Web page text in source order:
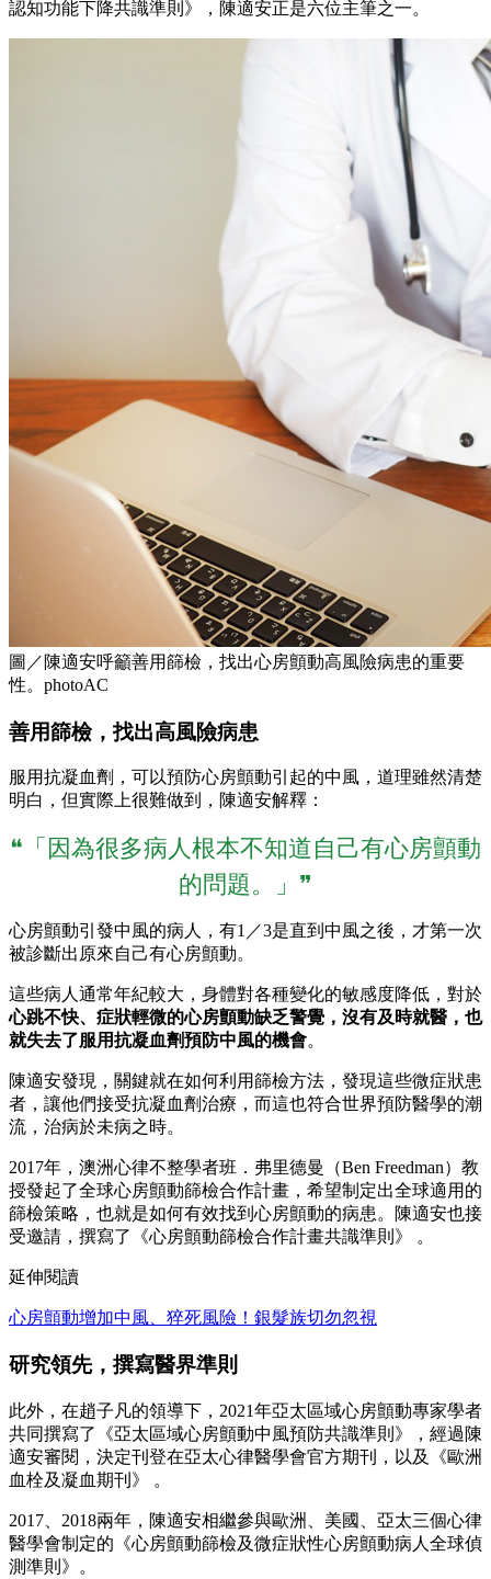
認知功能下降共識準則》，陳適安正是六位主筆之一。
圖／陳適安呼籲善用篩檢，找出心房顫動高風險病患的重要
性。photoAC
善用篩檢，找出高風險病患
服用抗凝血劑，可以預防心房顫動引起的中風，道理雖然清楚
明白，但實際上很難做到，陳適安解釋：
❝「因為很多病人根本不知道自己有心房顫動
的問題。」❞
心房顫動引發中風的病人，有1／3是直到中風之後，才第一次
被診斷出原來自己有心房顫動。
這些病人通常年紀較大，身體對各種變化的敏感度降低，對於
心跳不快、症狀輕微的心房顫動缺乏警覺，沒有及時就醫，也
就失去了服用抗凝血劑預防中風的機會。
陳適安發現，關鍵就在如何利用篩檢方法，發現這些微症狀患
者，讓他們接受抗凝血劑治療，而這也符合世界預防醫學的潮
流，治病於未病之時。
2017年，澳洲心律不整學者班．弗里德曼（Ben Freedman）教
授發起了全球心房顫動篩檢合作計畫，希望制定出全球適用的
篩檢策略，也就是如何有效找到心房顫動的病患。陳適安也接
受邀請，撰寫了《心房顫動篩檢合作計畫共識準則》 。
延伸閱讀
心房顫動增加中風、猝死風險！銀髮族切勿忽視
研究領先，撰寫醫界準則
此外，在趙子凡的領導下，2021年亞太區域心房顫動專家學者
共同撰寫了《亞太區域心房顫動中風預防共識準則》，經過陳
適安審閱，決定刊登在亞太心律醫學會官方期刊，以及《歐洲
血栓及凝血期刊》 。
2017、2018兩年，陳適安相繼參與歐洲、美國、亞太三個心律
醫學會制定的《心房顫動篩檢及微症狀性心房顫動病人全球偵
測準則》。